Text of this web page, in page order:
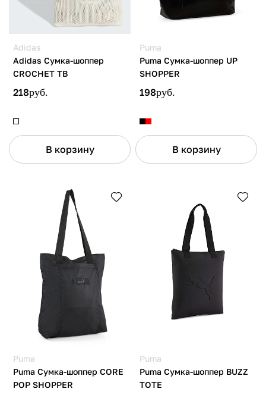
Adidas
Adidas Сумка-шоппер
CROCHET TB
218руб.
В корзину
Puma
Puma Сумка-шоппер UP
SHOPPER
198руб.
В корзину
Puma
Puma Сумка-шоппер CORE
POP SHOPPER
Puma
Puma Сумка-шоппер BUZZ
TOTE